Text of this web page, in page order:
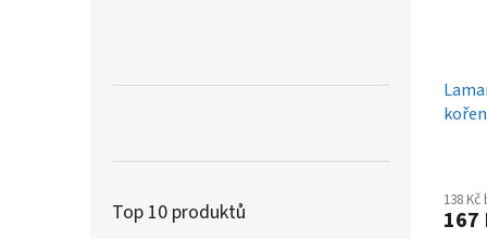
Top 10 produktů 138 Kč
167